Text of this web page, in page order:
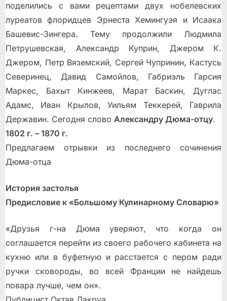
поделились с вами рецептами двух нобелевских
луреатов флоридцев Эрнеста Хемингуэя и Исаака
Башевис-Зингера. Тему продолжили Людмила
Петрушевская, Александр Куприн, Джером К.
Джером, Петр Вяземский, Сергей Чупринин, Кастусь
Северинец, Давид Самойлов, Габриэль Гарсия
Маркес, Бахыт Кинжеев, Марат Баскин, Дуглас
Адамс, Иван Крылов, Уильям Теккерей, Гаврила
Державин. Сегодня слово Александру Дюма-отцу.
1802 г. – 1870 г.
Предлагаем отрывки из последнего сочинения
Дюма-отца
История застолья
Предисловие к «Большому Кулинарному Словарю»
«Друзья г-на Дюма уверяют, что когда он
соглашается перейти из своего рабочего кабинета на
кухню или в буфетную и расстается с пером ради
ручки сковороды, во всей Франции не найдешь
повара лучше, чем он».